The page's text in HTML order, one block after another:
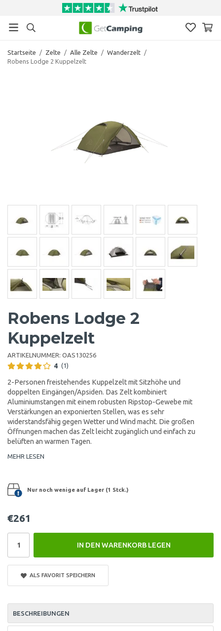
Startseite / Zelte / Alle Zelte / Wanderzelt /
Robens Lodge 2 Kuppelzelt
Robens Lodge 2
Kuppelzelt
ARTIKELNUMMER: OAS130256
4 (1)
2-Personen freistehendes Kuppelzelt mit Sitzhöhe und
doppelten Eingängen/Apsiden. Das Zelt kombiniert
Aluminiumstangen mit einem robusten Ripstop-Gewebe mit
Verstärkungen an exponierten Stellen, was es sehr
widerstandsfähig gegen Wetter und Wind macht. Die großen
Öffnungen machen das Zelt leicht zugänglich und einfach zu
belüften an warmen Tagen.
MEHR LESEN
Nur noch wenige auf Lager (1 Stck.)
€261
IN DEN WARENKORB LEGEN
ALS FAVORIT SPEICHERN
BESCHREIBUNGEN